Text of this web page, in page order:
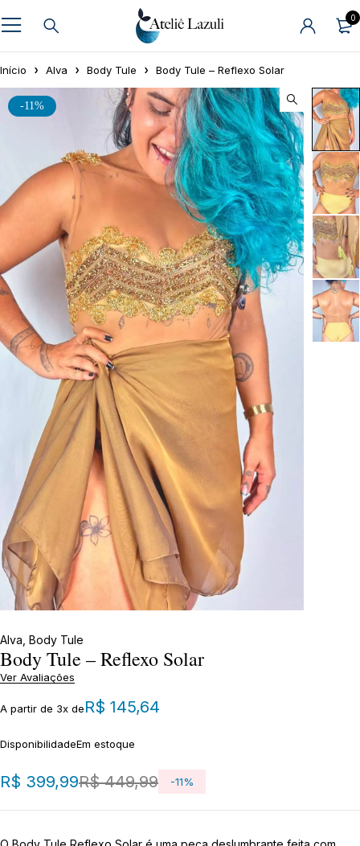
0
Início Alva Body Tule Body Tule – Reflexo Solar
-11%
Alva Body Tule
Body Tule – Reflexo Solar
Ver Avaliações
A partir de 3x deR$ 145,64
DisponibilidadeEm estoque
R$449,99
R$ 399,99 -11%